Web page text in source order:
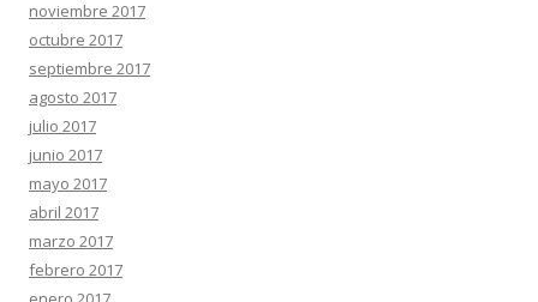
noviembre 2017
octubre 2017
septiembre 2017
agosto 2017
julio 2017
junio 2017
mayo 2017
abril 2017
marzo 2017
febrero 2017